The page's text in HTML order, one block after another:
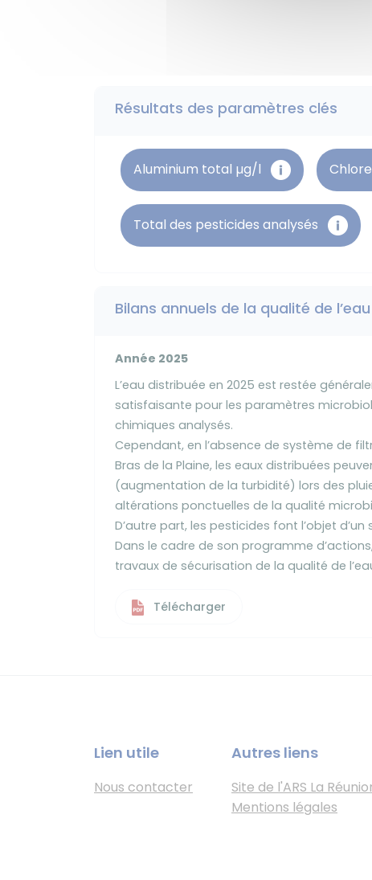
Résultats des paramètres clés
Aluminium total µg/l
Aluminium total µg/l
Chlore libre
Microbiologie - ECOLI
Microbiologie - STRF
FER TOTAL
Nitrates
TOTAL DES PESTICIDES ANALYSÉS
Total des pesticides analysés
TURBIDITÉ
Bilans annuels de la qualité de l’eau
Année 2025
L’eau distribuée en 2025 est restée
satisfaisante pour les paramètres
chimiques analysés.
Cependant, en l’absence de système de
Bras de la Plaine, les eaux distribuées
(augmentation de la turbidité) lors des
altérations ponctuelles de la qualité
D’autre part, les pesticides font l’objet d’un
Dans le cadre de son programme
travaux de sécurisation de la qualité de
Télécharger
Lien utile
Nous contacter
Autres liens
Site de l'ARS La
Mentions légales